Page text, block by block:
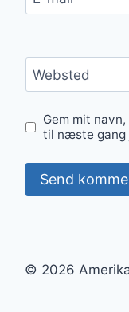
Websted
Gem mit
til næste gang
© 2026